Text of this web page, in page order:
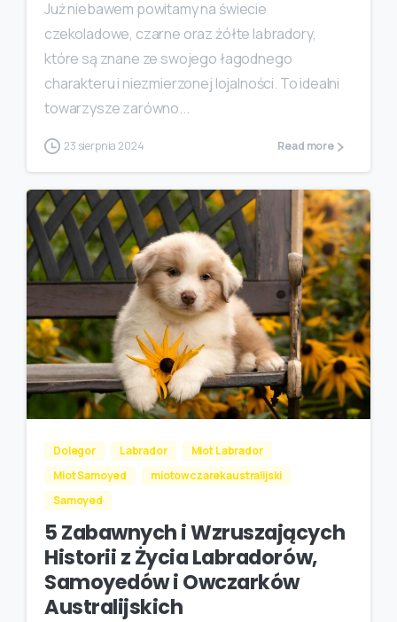
Już niebawem powitamy na świecie
czekoladowe, czarne oraz żółte labradory,
które są znane ze swojego łagodnego
charakteru i niezmierzonej lojalności. To idealni
towarzysze zarówno...
23 sierpnia 2024 Read more
Dolegor Labrador
Miot Labrador
Miot Samoyed
miotowczarekaustralijski
Samoyed
5 Zabawnych i Wzruszających
Historii z Życia Labradorów,
Samoyedów i Owczarków
Australijskich